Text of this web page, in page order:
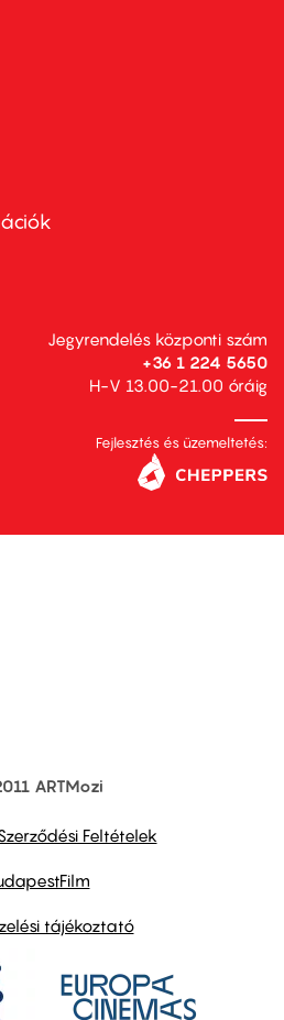
Jegyrendelés központi szám
+36 1 224 5650
H-V 13.00-21.00 óráig
Fejlesztés és üzemeltetés:
ARTMozi
Feltételek
tájékoztató